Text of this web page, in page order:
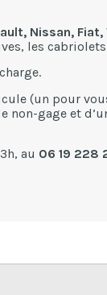
Nissan, Fiat,
les
(un pour
non-gage et
au 06 19 228